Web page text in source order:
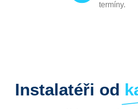
termíny.
Instalatéři od